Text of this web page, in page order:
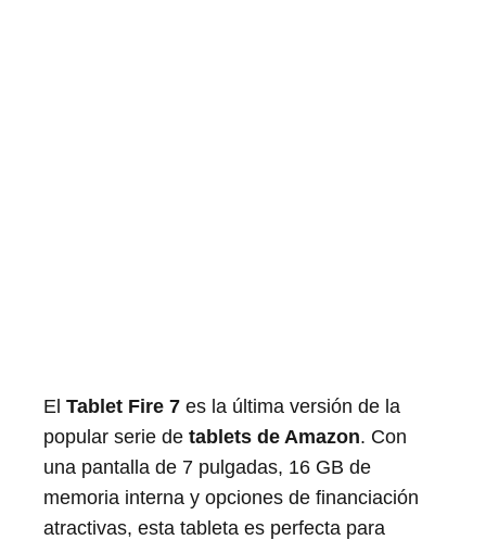
El Tablet Fire 7 es la última versión de la
popular serie de tablets de Amazon. Con
una pantalla de 7 pulgadas, 16 GB de
memoria interna y opciones de financiación
atractivas, esta tableta es perfecta para